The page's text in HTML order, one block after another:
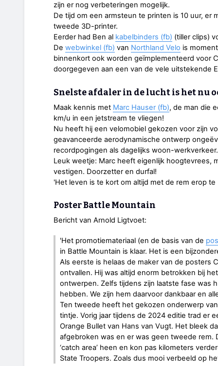
zijn er nog verbeteringen mogelijk.
De tijd om een armsteun te printen is 10 uur, er
tweede 3D-printer.
Eerder had Ben al kabelbinders (fb) (tiller clips)
De webwinkel (fb) van Northland Velo is
binnenkort ook worden geïmplementeerd voor
doorgegeven aan een van de vele uitstekende
Snelste afdaler in de lucht is het nu
Maak kennis met Marc Hauser (fb), de man die
km/u in een jetstream te vliegen!
Nu heeft hij een velomobiel gekozen voor zijn
geavanceerde aerodynamische ontwerp
recordpogingen als dagelijks woon-werkverkeer.
Leuk weetje: Marc heeft eigenlijk hoogtevrees,
vestigen. Doorzetter en durfal!
'Het leven is te kort om altijd met de rem erop te
Poster Battle Mountain
Bericht van Arnold Ligtvoet:
'Het promotiemateriaal (en de basis van de
in Battle Mountain is klaar. Het is een
Als eerste is helaas de maker van de posters
ontvallen. Hij was altijd enorm betrokken bij
ontwerpen. Zelfs tijdens zijn laatste fase was
hebben. We zijn hem daarvoor dankbaar en
Ten tweede heeft het gekozen onderwerp
tintje. Vorig jaar tijdens de 2024 editie trad er
Orange Bullet van Hans van Vugt. Het bleek
afgebroken was en er was geen tweede
‘catch area’ heen en kon pas kilometers
State Troopers. Zoals dus mooi verbeeld op